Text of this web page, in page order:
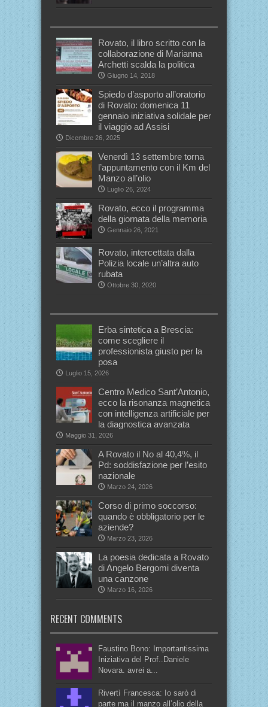
Rovato, il libro scritto con la
collaborazione di Marianna
Archetti scalda la politica
Giugno 14, 2018
Spiedo d’asporto all’oratorio
di Rovato: domenica 11
gennaio iniziativa solidale per
il viaggio ad Assisi
Dicembre 26, 2025
Venerdì 13 settembre torna
l’appuntamento con il Km del
Manzo all’olio
Luglio 26, 2024
Rovato, ecco il programma
della giornata della memoria
Gennaio 26, 2021
Rovato, intercettata dalla
Polizia locale un’altra auto
rubata
Ottobre 30, 2020
Erba sintetica a Brescia:
come scegliere il
professionista giusto per la
posa
Luglio 15, 2026
Centro Medico Sant’Antonio,
ecco la risonanza magnetica
con intelligenza artificiale per
la diagnostica avanzata
Maggio 31, 2026
A Rovato il No al 40,4%, il
Pd: soddisfazione per l’esito
nazionale
Marzo 24, 2026
Corso di primo soccorso:
quando è obbligatorio per le
aziende?
Marzo 23, 2026
La poesia dedicata a Rovato
di Angelo Bergomi diventa
una canzone
Marzo 16, 2026
RECENT COMMENTS
Faustino Bono: Importantissima
Iniziativa del Prof..Daniele
Novara. avrei a...
Rivertì Francesca: Io sarò di
parte ma il manzo all’olio della